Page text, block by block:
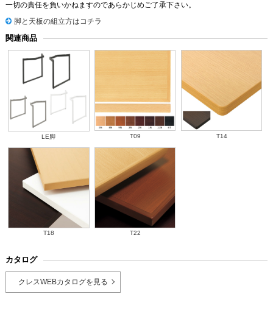
一切の責任を負いかねますのであらかじめご了承下さい。
脚と天板の組立方はコチラ
関連商品
LE脚 T09 T14
T18 T22
カタログ
クレスWEBカタログを見る